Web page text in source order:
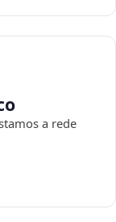
a rede